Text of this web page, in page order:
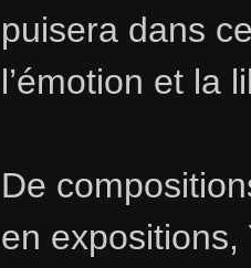
puisera dans
l’émotion et la
De
en